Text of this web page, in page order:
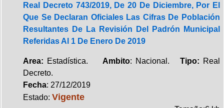
Real Decreto 743/2019, De 20 De Diciembre, Por El
Que Se Declaran Oficiales Las Cifras De Población
Resultantes De La Revisión Del Padrón Municipal
Referidas Al 1 De Enero De 2019
Area: Estadística. Ambito: Nacional. Tipo: Real
Decreto.
Fecha: 27/12/2019
Estado: Vigente